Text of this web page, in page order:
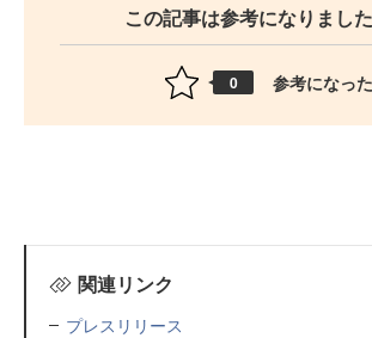
この記事は参考になりまし
0 参考になった
関連リンク
プレスリリース